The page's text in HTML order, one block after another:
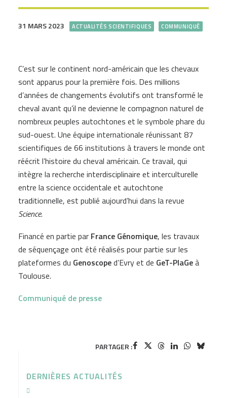
31 MARS 2023 ACTUALITÉS SCIENTIFIQUES COMMUNIQUÉ
C’est sur le continent nord-américain que les chevaux
sont apparus pour la première fois. Des millions
d’années de changements évolutifs ont transformé le
cheval avant qu’il ne devienne le compagnon naturel de
nombreux peuples autochtones et le symbole phare du
sud-ouest. Une équipe internationale réunissant 87
scientifiques de 66 institutions à travers le monde ont
réécrit l’histoire du cheval américain. Ce travail, qui
intègre la recherche interdisciplinaire et interculturelle
entre la science occidentale et autochtone
traditionnelle, est publié aujourd’hui dans la revue
Science.
Financé en partie par France Génomique, les travaux
de séquençage ont été réalisés pour partie sur les
plateformes du Genoscoped’Evry et de GeT-PlaGeà
Toulouse.
Communiqué de presse
PARTAGER :
DERNIÈRES ACTUALITÉS